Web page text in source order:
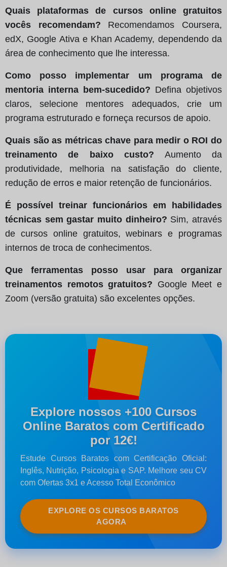
Quais plataformas de cursos online gratuitos
vocês recomendam? Recomendamos Coursera,
edX, Google Ativa e Khan Academy, dependendo da
área de conhecimento que lhe interessa.
Como posso implementar um programa de
mentoria interna bem-sucedido? Defina objetivos
claros, selecione mentores adequados, crie um
programa estruturado e forneça recursos de apoio.
Quais são as métricas chave para medir o ROI do
treinamento de baixo custo? Aumento da
produtividade, melhoria na satisfação do cliente,
redução de erros e maior retenção de funcionários.
É possível treinar funcionários em habilidades
técnicas sem gastar muito dinheiro? Sim, através
de cursos online gratuitos, webinars e programas
internos de troca de conhecimentos.
Que ferramentas posso usar para organizar
treinamentos remotos gratuitos? Google Meet e
Zoom (versão gratuita) são excelentes opções.
Explore nossos +100 Cursos
Online Baratos com Certificado
por 12€!
Estude Cursos Baratos com Certificação Oficial:
Inglês, Nutrição, Psicologia e SAP. Melhore seu CV
com Ofertas 3x1 e Acesso Total Econômico
EXPLORE OS CURSOS BARATOS
AGORA